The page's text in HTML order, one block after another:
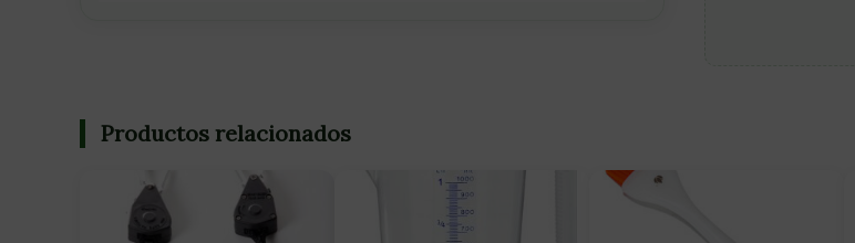
Productos relacionados